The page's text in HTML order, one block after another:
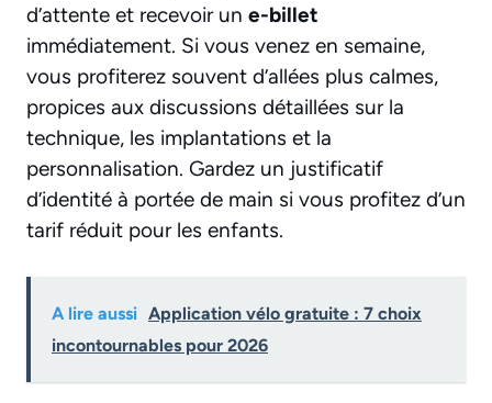
d’attente et recevoir un e-billet
immédiatement. Si vous venez en semaine,
vous profiterez souvent d’allées plus calmes,
propices aux discussions détaillées sur la
technique, les implantations et la
personnalisation. Gardez un justificatif
d’identité à portée de main si vous profitez d’un
tarif réduit pour les enfants.
A lire aussi Application vélo gratuite : 7 choix
incontournables pour 2026